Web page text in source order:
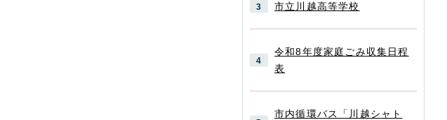
市立川越高等学校
令和8年度家庭ごみ収集日程
表
市内循環バス「川越シャト